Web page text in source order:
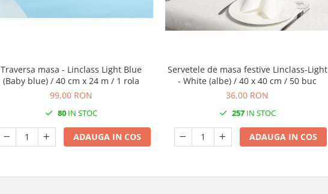
Traversa masa - Linclass Light Blue
(Baby blue) / 40 cm x 24 m / 1 rola
99,00 RON
80 IN STOC
ADAUGA IN COS
Servetele de masa festive Linclass-Light
- White (albe) / 40 x 40 cm / 50 buc
36,00 RON
257IN STOC
ADAUGA IN COS